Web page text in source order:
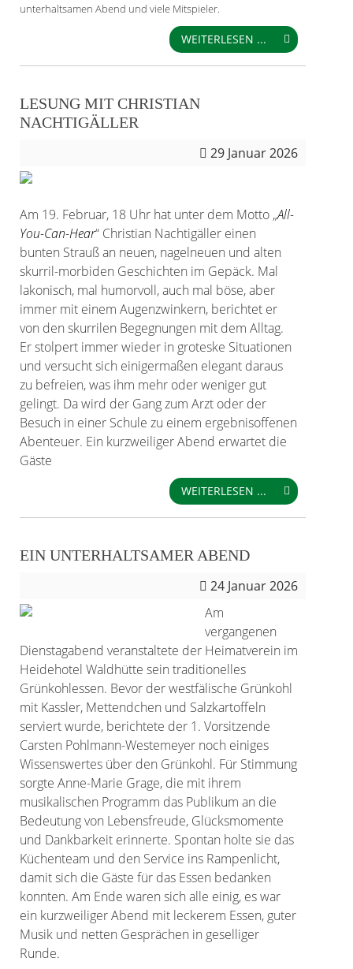
unterhaltsamen Abend und viele Mitspieler.
WEITERLESEN ...
LESUNG MIT CHRISTIAN
NACHTIGÄLLER
29 Januar 2026
Am 19. Februar, 18 Uhr hat unter dem Motto „All-
You-Can-Hear“ Christian Nachtigäller einen
bunten Strauß an neuen, nagelneuen und alten
skurril-morbiden Geschichten im Gepäck. Mal
lakonisch, mal humorvoll, auch mal böse, aber
immer mit einem Augenzwinkern, berichtet er
von den skurrilen Begegnungen mit dem Alltag.
Er stolpert immer wieder in groteske Situationen
und versucht sich einigermaßen elegant daraus
zu befreien, was ihm mehr oder weniger gut
gelingt. Da wird der Gang zum Arzt oder der
Besuch in einer Schule zu einem ergebnisoffenen
Abenteuer. Ein kurzweiliger Abend erwartet die
Gäste
WEITERLESEN ...
EIN UNTERHALTSAMER ABEND
24 Januar 2026
Am
vergangenen
Dienstagabend veranstaltete der Heimatverein im
Heidehotel Waldhütte sein traditionelles
Grünkohlessen. Bevor der westfälische Grünkohl
mit Kassler, Mettendchen und Salzkartoffeln
serviert wurde, berichtete der 1. Vorsitzende
Carsten Pohlmann-Westemeyer noch einiges
Wissenswertes über den Grünkohl. Für Stimmung
sorgte Anne-Marie Grage, die mit ihrem
musikalischen Programm das Publikum an die
Bedeutung von Lebensfreude, Glücksmomente
und Dankbarkeit erinnerte. Spontan holte sie das
Küchenteam und den Service ins Rampenlicht,
damit sich die Gäste für das Essen bedanken
konnten. Am Ende waren sich alle einig, es war
ein kurzweiliger Abend mit leckerem Essen, guter
Musik und netten Gesprächen in geselliger
Runde.